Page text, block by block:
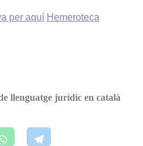
per aquí Hemeroteca
llenguatge jurídic en català